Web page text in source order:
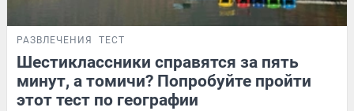
РАЗВЛЕЧЕНИЯ ТЕСТ
Шестиклассники справятся за пять
минут, а томичи? Попробуйте пройти
этот тест по географии